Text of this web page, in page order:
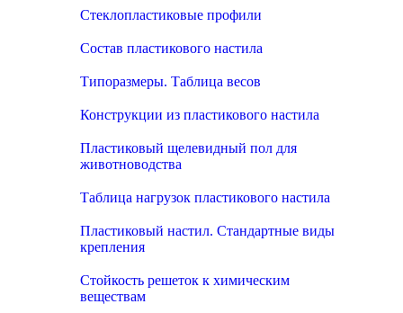
Стеклопластиковые профили
Состав пластикового настила
Типоразмеры. Таблица весов
Конструкции из пластикового настила
Пластиковый щелевидный пол для
животноводства
Таблица нагрузок пластикового настила
Пластиковый настил. Стандартные виды
крепления
Стойкость решеток к химическим
веществам